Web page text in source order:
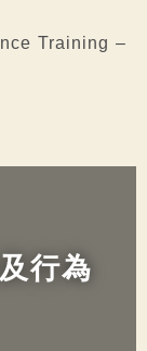
Training –
行為